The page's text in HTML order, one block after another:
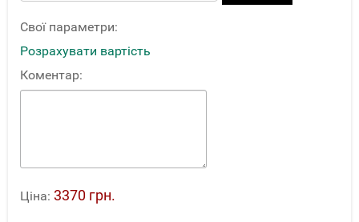
Свої параметри:
Розрахувати вартість
Коментар:
Ціна: 3370 грн.